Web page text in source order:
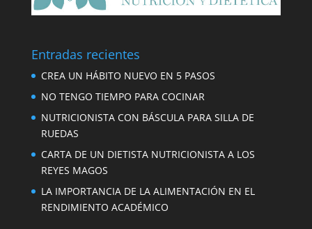
Entradas recientes
CREA UN HÁBITO NUEVO EN 5 PASOS
NO TENGO TIEMPO PARA COCINAR
NUTRICIONISTA CON BÁSCULA PARA SILLA DE
RUEDAS
CARTA DE UN DIETISTA NUTRICIONISTA A LOS
REYES MAGOS
LA IMPORTANCIA DE LA ALIMENTACIÓN EN EL
RENDIMIENTO ACADÉMICO